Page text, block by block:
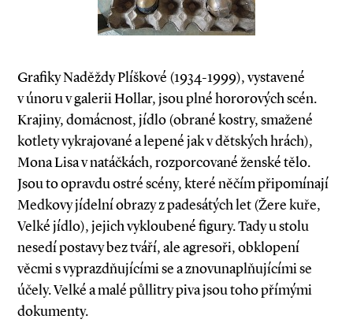
Grafiky Naděždy Plíškové (1934-1999), vystavené
v únoru v galerii Hollar, jsou plné hororových scén.
Krajiny, domácnost, jídlo (obrané kostry, smažené
kotlety vykrajované a lepené jak v dětských hrách),
Mona Lisa v natáčkách, rozporcované ženské tělo.
Jsou to opravdu ostré scény, které něčím připomínají
Medkovy jídelní obrazy z padesátých let (Žere kuře,
Velké jídlo), jejich vykloubené figury. Tady u stolu
nesedí postavy bez tváří, ale agresoři, obklopení
věcmi s vyprazdňujícími se a znovunaplňujícími se
účely. Velké a malé půllitry piva jsou toho přímými
dokumenty.